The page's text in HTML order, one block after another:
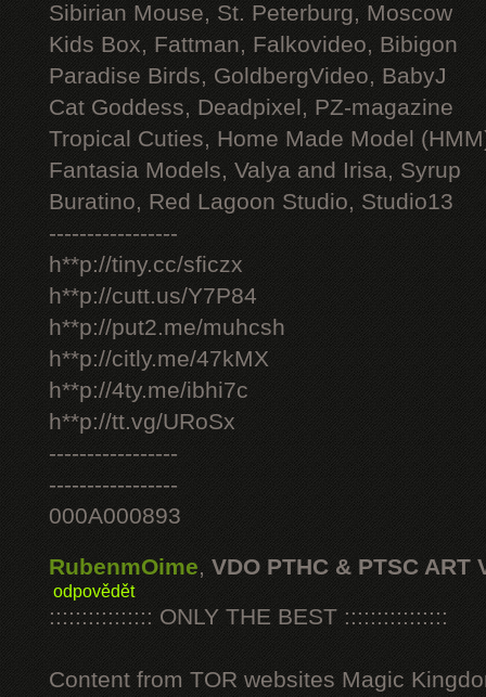
Sibirian Mouse, St. Peterburg, Moscow
Kids Box, Fattman, Falkovideo, Bibigon
Paradise Birds, GoldbergVideo, BabyJ
Cat Goddess, Deadpixel, PZ-magazine
Tropical Cuties, Home Made Model
Fantasia Models, Valya and Irisa, Syrup
Buratino, Red Lagoon Studio, Studio13
-----------------
h**p://tiny.cc/sficzx
h**p://cutt.us/Y7P84
h**p://put2.me/muhcsh
h**p://citly.me/47kMX
h**p://4ty.me/ibhi7c
h**p://tt.vg/URoSx
-----------------
-----------------
000A000893
RubenmOime, VDO PTHC & PTSC ART
odpovědět
:::::::::::::::: ONLY THE BEST ::::::::::::::::
Content from TOR websites Magic